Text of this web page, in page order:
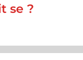
se ?